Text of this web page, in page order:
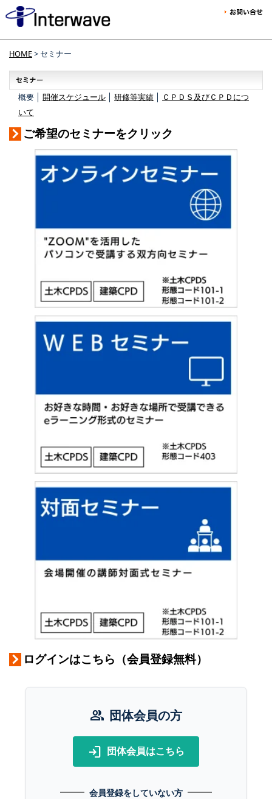
HOME> セミナー
概要 │ 開催スケジュール 研修等実績
ＣＰＤＳ及びＣＰＤにつ
いて
ご希望のセミナーをクリック
ログインはこちら（会員登録無料）
group 団体会員の方
login 団体会員はこちら
会員登録をしていない方